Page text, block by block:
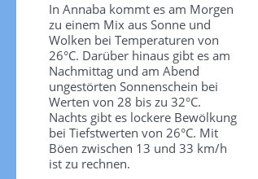
In Annaba kommt es am Morgen
zu einem Mix aus Sonne und
Wolken bei Temperaturen von
26°C. Darüber hinaus gibt es am
Nachmittag und am Abend
ungestörten Sonnenschein bei
Werten von 28 bis zu 32°C.
Nachts gibt es lockere Bewölkung
bei Tiefstwerten von 26°C. Mit
Böen zwischen 13 und 33 km/h
ist zu rechnen.